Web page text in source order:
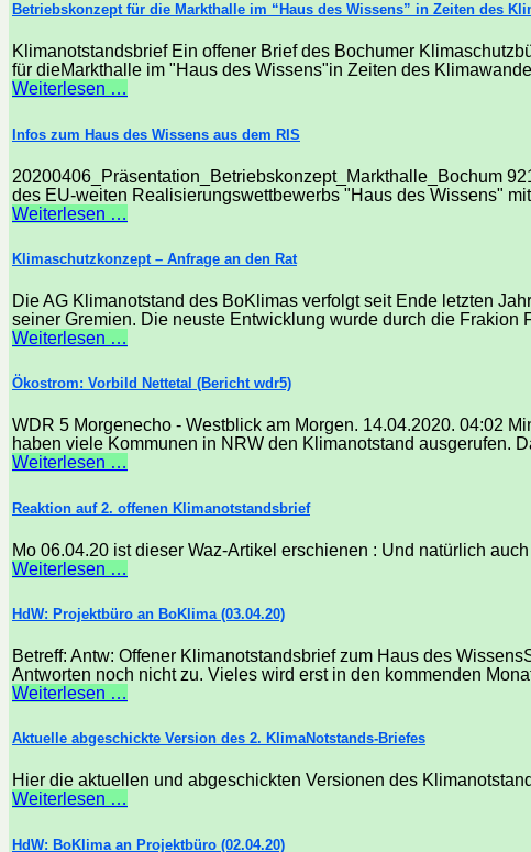
Betriebskonzept für die Markthalle im “Haus des Wissens” in Zeiten des
Klimanotstandsbrief Ein offener Brief des Bochumer
für dieMarkthalle im "Haus des Wissens"in Zeiten des
Weiterlesen …
Infos zum Haus des Wissens aus dem RIS
20200406_Präsentation_Betriebskonzept_Markthalle_Bochum
des EU-weiten Realisierungswettbewerbs "Haus des Wissens"
Weiterlesen …
Klimaschutzkonzept – Anfrage an den Rat
Die AG Klimanotstand des BoKlimas verfolgt seit Ende letzten
seiner Gremien. Die neuste Entwicklung wurde durch die Frakion
Weiterlesen …
Ökostrom: Vorbild Nettetal (Bericht wdr5)
WDR 5 Morgenecho - Westblick am Morgen. 14.04.2020. 04:02
haben viele Kommunen in NRW den Klimanotstand ausgerufen.
Weiterlesen …
Reaktion auf 2. offenen Klimanotstandsbrief
Mo 06.04.20 ist dieser Waz-Artikel erschienen : Und natürlich
Weiterlesen …
HdW: Projektbüro an BoKlima (03.04.20)
Betreff: Antw: Offener Klimanotstandsbrief zum Haus des
Antworten noch nicht zu. Vieles wird erst in den kommenden
Weiterlesen …
Aktuelle abgeschickte Version des 2. KlimaNotstands-Briefes
Hier die aktuellen und abgeschickten Versionen des
Weiterlesen …
HdW: BoKlima an Projektbüro (02.04.20)